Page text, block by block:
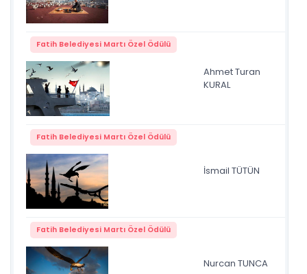
Fatih Belediyesi Martı Özel Ödülü
Ahmet Turan
KURAL
Fatih Belediyesi Martı Özel Ödülü
İsmail TÜTÜN
Fatih Belediyesi Martı Özel Ödülü
Nurcan TUNCA